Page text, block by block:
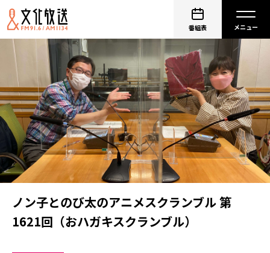
番組表
ノン子とのび太のアニメスクランブル 第
1621回（おハガキスクランブル）